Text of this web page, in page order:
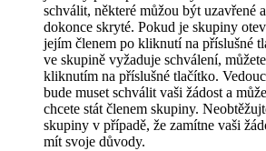
schválit, některé můžou být uzavřené
dokonce skryté. Pokud je skupiny
jejím členem po kliknutí na příslušné
ve skupině vyžaduje schválení,
kliknutím na příslušné tlačítko.
bude muset schválit vaši žádost a
chcete stát členem skupiny.
skupiny v případě, že zamítne vaši
mít svoje důvody.